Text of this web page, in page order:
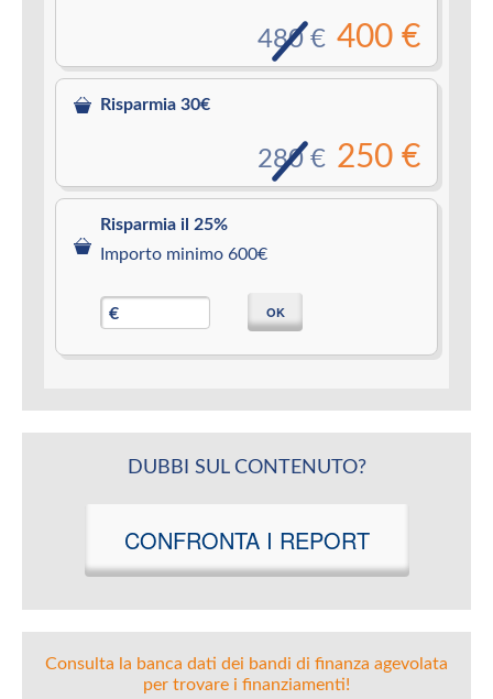
400 €
480 €
Risparmia 30€
250 €
280 €
Risparmia il 25%
Importo minimo 600€
€ OK
DUBBI SUL CONTENUTO?
CONFRONTA I REPORT
Consulta la banca dati dei bandi di finanza agevolata
per trovare i finanziamenti!